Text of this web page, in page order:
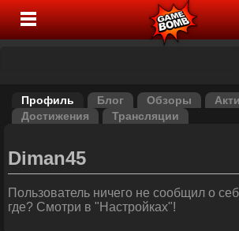
Профиль Блог Обзоры
Достижения
Трансляции
Diman45
Пользователь ничего не сообщил о
где? Смотри в "Настройках"!